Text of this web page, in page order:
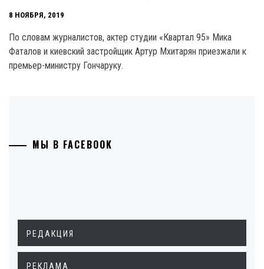
8 НОЯБРЯ, 2019
По словам журналистов, актер студии «Квартал 95» Мика
Фаталов и киевский застройщик Артур Мхитарян приезжали к
премьер-министру Гончаруку.
МЫ В FACEBOOK
РЕДАКЦИЯ
РЕКЛАМА